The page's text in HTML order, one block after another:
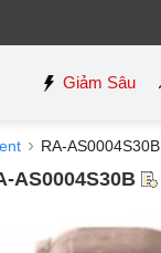
Giảm Sâu
RA-AS0004S30B
AS0004S30B